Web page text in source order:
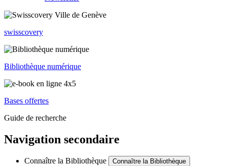
swisscovery
Bibliothèque numérique
Bases offertes
Guide de recherche
Navigation secondaire
Connaître la Bibliothèque Connaître la Bibliothèque